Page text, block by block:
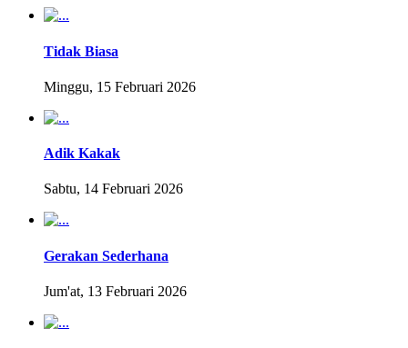
Tidak Biasa
Minggu, 15 Februari 2026
Adik Kakak
Sabtu, 14 Februari 2026
Gerakan Sederhana
Jum'at, 13 Februari 2026